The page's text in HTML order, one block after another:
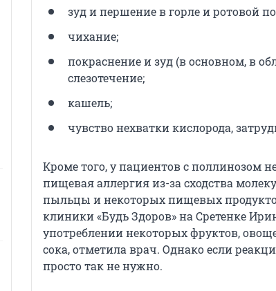
зуд и першение в горле и ротовой
чихание;
покраснение и зуд (в основном, в
слезотечение;
кашель;
чувство нехватки кислорода,
Кроме того, у пациентов с поллинозом
пищевая аллергия из-за сходства
пыльцы и некоторых пищевых
клиники «Будь Здоров» на Сретенке
употреблении некоторых фруктов,
сока, отметила врач. Однако если
просто так не нужно.